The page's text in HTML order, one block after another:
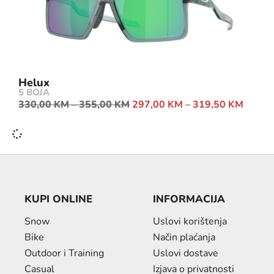
Helux
5 BOJA
330,00KM–355,00KM 297,00 KM –319,50 KM
KUPI ONLINE
Snow
Bike
Outdoor i Training
Casual
INFORMACIJA
Uslovi korištenja
Način plaćanja
Uslovi dostave
Izjava o privatnosti